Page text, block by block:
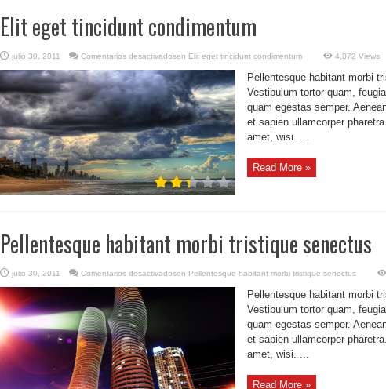
Elit eget tincidunt condimentum
julio 30, 2011 Comentarios desactivadosen Elit eget tincidunt condimentum 4,872 Views
Pellentesque habitant morbi
Vestibulum tortor quam,
quam egestas semper.
et sapien ullamcorper
amet, wisi. ...
Read More »
Pellentesque habitant morbi tristique senectus
julio 30, 2011 Comentarios desactivadosen Pellentesque habitant morbi tristique senectus
Pellentesque habitant morbi
Vestibulum tortor quam,
quam egestas semper.
et sapien ullamcorper
amet, wisi. ...
Read More »